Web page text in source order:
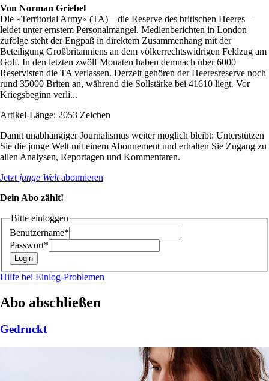
Von Norman Griebel
Die »Territorial Army« (TA) – die Reserve des britischen Heeres –
leidet unter ernstem Personalmangel. Medienberichten in London
zufolge steht der Engpaß in direktem Zusammenhang mit der
Beteiligung Großbritanniens an dem völkerrechtswidrigen Feldzug am
Golf. In den letzten zwölf Monaten haben demnach über 6000
Reservisten die TA verlassen. Derzeit gehören der Heeresreserve noch
rund 35000 Briten an, während die Sollstärke bei 41610 liegt. Vor
Kriegsbeginn verli...
Artikel-Länge: 2053 Zeichen
Damit unabhängiger Journalismus weiter möglich bleibt: Unterstützen
Sie die junge Welt mit einem Abonnement und erhalten Sie Zugang zu
allen Analysen, Reportagen und Kommentaren.
Jetzt junge Weltabonnieren
Dein Abo zählt!
Bitte einloggen
Benutzername*
Passwort*
Hilfe bei Einlog-Problemen
Abo abschließen
Gedruckt